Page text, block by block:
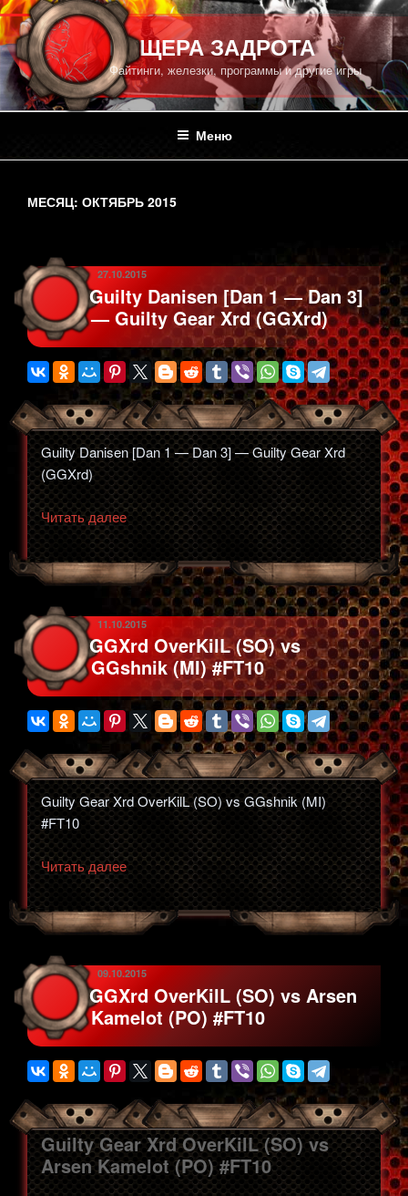
Перейти
к
содержимому
ПЕЩЕРА ЗАДРОТА
Файтинги, железки, программы и другие игры
Меню
МЕСЯЦ: ОКТЯБРЬ 2015
ОПУБЛИКОВАНО
27.10.2015
Guilty Danisen [Dan 1 — Dan 3]
— Guilty Gear Xrd (GGXrd)
Guilty Danisen [Dan 1 — Dan 3] — Guilty Gear Xrd
(GGXrd)
Читать далее«Guilty
Danisen
[Dan
1
Dan
3]
—
Guilty
Gear
Xrd
(GGXrd)»
ОПУБЛИКОВАНО
11.10.2015
GGXrd OverKilL (SO) vs
GGshnik (MI) #FT10
Guilty Gear Xrd OverKilL (SO) vs GGshnik (MI)
#FT10
Читать далее«GGXrd
OverKilL
(SO)
vs
(MI)
#FT10»
ОПУБЛИКОВАНО
09.10.2015
GGXrd OverKilL (SO) vs Arsen
Kamelot (PO) #FT10
Guilty Gear Xrd OverKilL (SO) vs
Arsen Kamelot (PO) #FT10